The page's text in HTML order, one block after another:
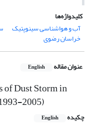
کلیدواژه‌ها
آب و هواشناسی سینوپتیک
خراسان رضوی
عنوان مقاله English
Dust Storm in
2005)
چکیده English